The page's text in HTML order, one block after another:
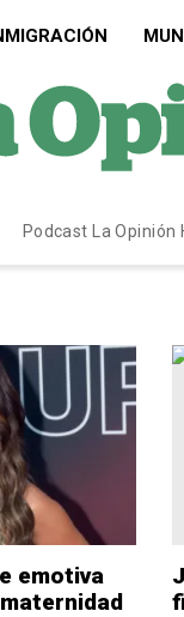
Podcast La Opinión
emotiva